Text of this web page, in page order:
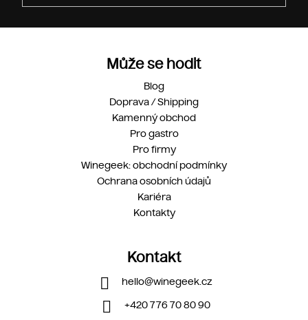
Může se hodit
Blog
Doprava / Shipping
Kamenný obchod
Pro gastro
Pro firmy
Winegeek: obchodní podmínky
Ochrana osobních údajů
Kariéra
Kontakty
Kontakt
hello@winegeek.cz
+420 776 70 80 90